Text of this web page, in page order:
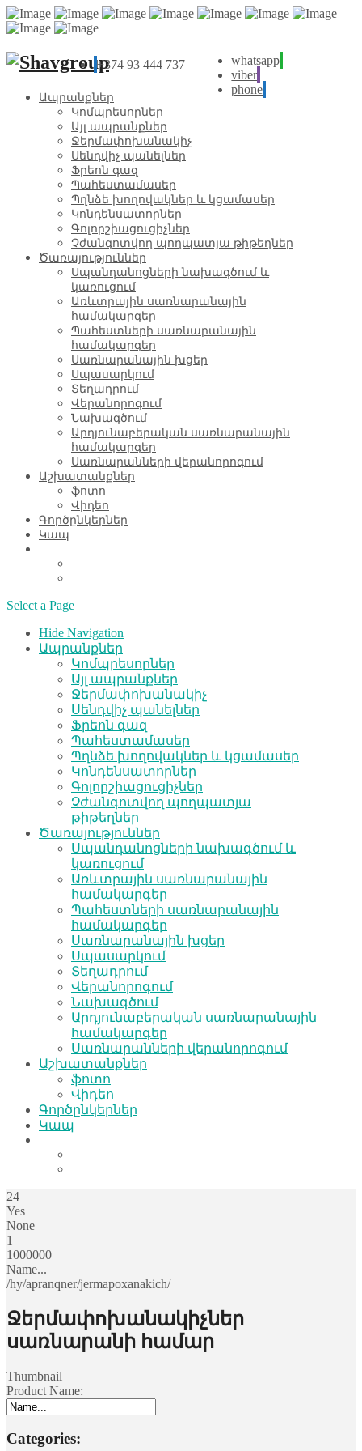
+374 93 444 737
whatsapp
viber
phone
Ապրանքներ
Կոմպրեսորներ
Այլ ապրանքներ
Ջերմափոխանակիչ
Սենդվիչ պանելներ
Ֆրեոն գազ
Պահեստամասեր
Պղնձե խողովակներ և կցամասեր
Կոնդենսատորներ
Գոլորշիացուցիչներ
Չժանգոտվող պողպատյա թիթեղներ
Ծառայություններ
Սպանդանոցների նախագծում և
կառուցում
Առևտրային սառնարանային
համակարգեր
Պահեստների սառնարանային
համակարգեր
Սառնարանային խցեր
Սպասարկում
Տեղադրում
Վերանորոգում
Նախագծում
Արդյունաբերական սառնարանային
համակարգեր
Սառնարանների վերանորոգում
Աշխատանքներ
ֆոտո
Վիդեո
Գործընկերներ
Կապ
Select a Page
Hide Navigation
Ապրանքներ
Կոմպրեսորներ
Այլ ապրանքներ
Ջերմափոխանակիչ
Սենդվիչ պանելներ
Ֆրեոն գազ
Պահեստամասեր
Պղնձե խողովակներ և կցամասեր
Կոնդենսատորներ
Գոլորշիացուցիչներ
Չժանգոտվող պողպատյա
թիթեղներ
Ծառայություններ
Սպանդանոցների նախագծում և
կառուցում
Առևտրային սառնարանային
համակարգեր
Պահեստների սառնարանային
համակարգեր
Սառնարանային խցեր
Սպասարկում
Տեղադրում
Վերանորոգում
Նախագծում
Արդյունաբերական սառնարանային
համակարգեր
Սառնարանների վերանորոգում
Աշխատանքներ
ֆոտո
Վիդեո
Գործընկերներ
Կապ
24
Yes
None
1
1000000
Name...
/hy/apranqner/jermapoxanakich/
Ջերմափոխանակիչներ
սառնարանի համար
Thumbnail
Product Name:
Categories: